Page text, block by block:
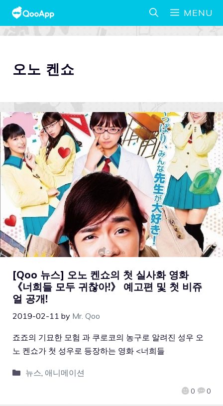
MENU
오노 켄쇼
[Qoo 뉴스] 오노 켄쇼의 첫 실사화 영화
《너희들 모두 귀찮아!》 예고편 및 첫 비쥬
얼 공개!
2019-02-11 by Mr. Qoo
0 0
죠죠의 기묘한 모험 과 쿠로코의 농구로 알려진 성우 오
노 켄쇼가 첫 성우로 등장하는 영화 <너희들
뉴스, 애니메이션